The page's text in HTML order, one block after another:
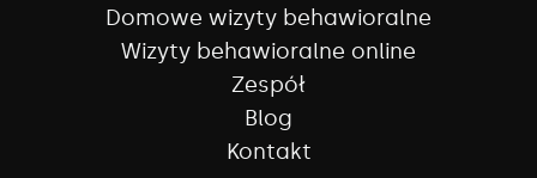
Domowe wizyty behawioralne
Wizyty behawioralne online
Zespół
Blog
Kontakt